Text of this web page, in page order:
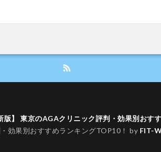
版】 東京のAGAクリニック評判・効果別おす
効果別おすすめランキングTOP10！ by FIT-